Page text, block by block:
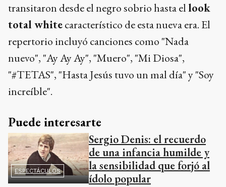
transitaron desde el negro sobrio hasta ellook
total whitecaracterístico de esta nueva era. El
repertorio incluyó canciones como "Nada
nuevo", "Ay Ay Ay", "Muero", "Mi Diosa",
"#TETAS", "Hasta Jesús tuvo un mal día" y "Soy
increíble".
Puede interesarte
ESPECTÁCULOS
Sergio Denis: el recuerdo
de una infancia humilde y
la sensibilidad que forjó al
ídolo popular